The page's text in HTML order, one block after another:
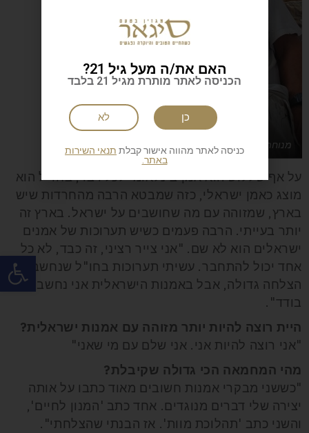
מנוחת האמן. עופר ללוש והסיגאר. צילום: טלי מחלב
על אף שללוש הוא אמן בינלאומי לכל דבר, בחו"ל הוא
מוצג כאמן ישראלי, כזה שמבטא הרבה מהחרדות שיש
בארץ, שמזוהה עם מה שחושבים על ישראל. בארץ זה
יותר בעייתי. הרבה פעמים כשיש תערוכות של אמנים
ישראלים הוא לא שם. "אני צייר רציני, זה כבד, לא כל
אחד יכול להתחבר. עשיתי תערוכות בחו"ל שנחשבו
הצלחה גדולה, אבל באמנות הישראלית אני נחשב זאב
בודד".
היית רוצה להיות יותר מזוהה עם אמנות ישראלית?
"אני רוצה להיות אני. אני שלם עם מי שאני"
מהי המחמאה הכי גדולה שקיבלת?
"כששני מבקרי אמנות חשובים מאוד כתבו על אותה
יצירה שלי דברים מנוגדים. אחד כתב 'המנון לחיים',
והשני כתב 'תהלוכת מוות'. אז הבנתי שהצלחתי".
האם את/ה מעל גיל 21?
הכניסה לאתר מותרת מגיל 21 בלבד
לא כן
כניסה לאתר מהווה אישור קבלת תנאי השירות
באתר.